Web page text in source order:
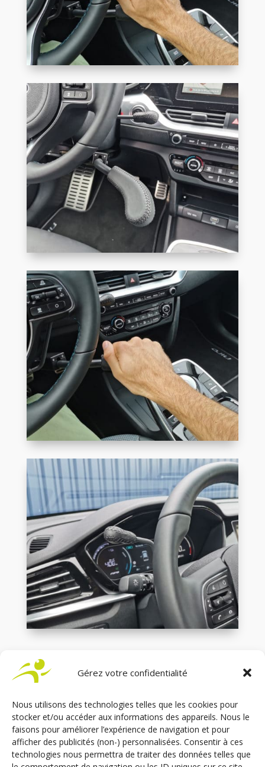
Gérez votre confidentialité
Nous utilisons des technologies telles que les cookies pour
stocker et/ou accéder aux informations des appareils. Nous le
faisons pour améliorer l’expérience de navigation et pour
afficher des publicités (non-) personnalisées. Consentir à ces
technologies nous permettra de traiter des données telles que